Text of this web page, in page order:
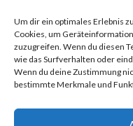
Um dir ein optimales Erlebnis
Cookies, um
zuzugreifen. Wenn du diesen
wie das Surfverhalten oder
Wenn du deine Zustimmung
bestimmte Merkmale und